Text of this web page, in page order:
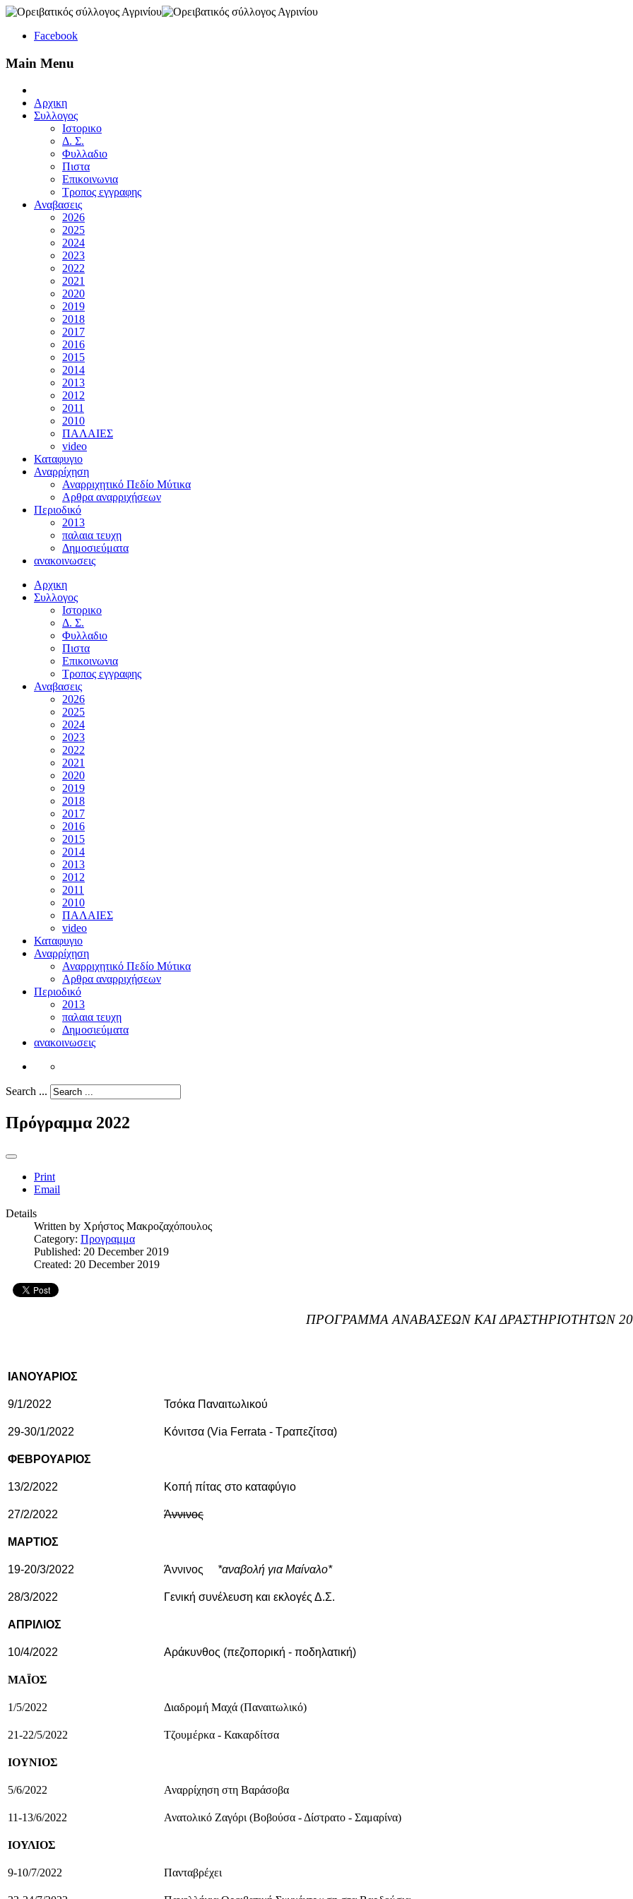
Facebook
Main Menu
Αρχικη
Συλλογος
Ιστορικο
Δ. Σ.
Φυλλαδιο
Πιστα
Επικοινωνια
Τροπος εγγραφης
Αναβασεις
2026
2025
2024
2023
2022
2021
2020
2019
2018
2017
2016
2015
2014
2013
2012
2011
2010
ΠΑΛΑΙΕΣ
video
Καταφυγιο
Αναρρίχηση
Αναρριχητικό Πεδίο Μύτικα
Αρθρα αναρριχήσεων
Περιοδικό
2013
παλαια τευχη
Δημοσιεύματα
ανακοινωσεις
Αρχικη
Συλλογος
Ιστορικο
Δ. Σ.
Φυλλαδιο
Πιστα
Επικοινωνια
Τροπος εγγραφης
Αναβασεις
2026
2025
2024
2023
2022
2021
2020
2019
2018
2017
2016
2015
2014
2013
2012
2011
2010
ΠΑΛΑΙΕΣ
video
Καταφυγιο
Αναρρίχηση
Αναρριχητικό Πεδίο Μύτικα
Αρθρα αναρριχήσεων
Περιοδικό
2013
παλαια τευχη
Δημοσιεύματα
ανακοινωσεις
Search ...
Πρόγραμμα 2022
Print
Email
Details
Written by Χρήστος Μακροζαχόπουλος
Category: Προγραμμα
Published: 20 December 2019
Created: 20 December 2019
ΠΡΟΓΡΑΜΜΑ ΑΝΑΒΑΣΕΩΝ ΚΑΙ ΔΡΑΣΤΗΡΙΟΤΗΤΩΝ
ΙΑΝΟΥΑΡΙΟΣ
9/1/2022 Τσόκα Παναιτωλικού
29-30/1/2022 Κόνιτσα (Via Ferrata - Τραπεζίτσα)
ΦΕΒΡΟΥΑΡΙΟΣ
13/2/2022 Κοπή πίτας στο καταφύγιο
27/2/2022 Άννινος
ΜΑΡΤΙΟΣ
19-20/3/2022 Άννινος *αναβολή για Μαίναλο*
28/3/2022 Γενική συνέλευση και εκλογές Δ.Σ.
ΑΠΡΙΛΙΟΣ
10/4/2022 Αράκυνθος (πεζοπορική - ποδηλατική)
ΜΑΪΟΣ
1/5/2022 Διαδρομή Μαχά (Παναιτωλικό)
21-22/5/2022 Τζουμέρκα - Κακαρδίτσα
ΙΟΥΝΙΟΣ
5/6/2022 Αναρρίχηση στη Βαράσοβα
11-13/6/2022 Ανατολικό Ζαγόρι (Βοβούσα - Δίστρατο - Σαμαρίνα)
ΙΟΥΛΙΟΣ
9-10/7/2022 Πανταβρέχει